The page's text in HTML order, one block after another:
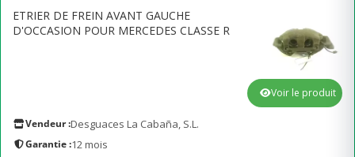
ETRIER DE FREIN AVANT GAUCHE
D'OCCASION POUR MERCEDES CLASSE R
Vendeur :Desguaces La Cabaña, S.L.
Garantie :12 mois
Voir le produit